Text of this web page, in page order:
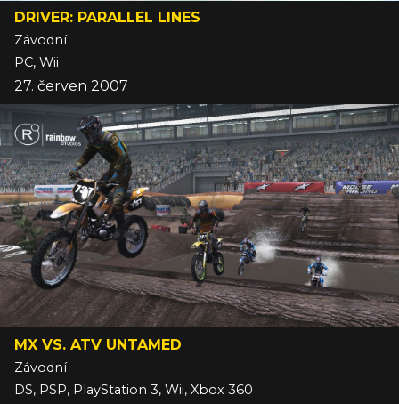
DRIVER: PARALLEL LINES
Závodní
PC, Wii
27. červen 2007
MX VS. ATV UNTAMED
Závodní
DS, PSP, PlayStation 3, Wii, Xbox 360